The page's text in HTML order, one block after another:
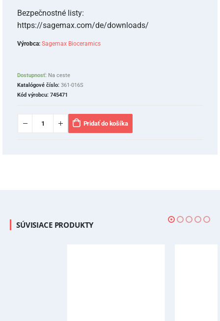
Bezpečnostné listy:
https://sagemax.com/de/downloads/
Výrobca: Sagemax Bioceramics
Dostupnosť: Na ceste
Katalógové číslo: 361-016S
Kód výrobcu: 745471
Pridať do košíka
SÚVISIACE PRODUKTY